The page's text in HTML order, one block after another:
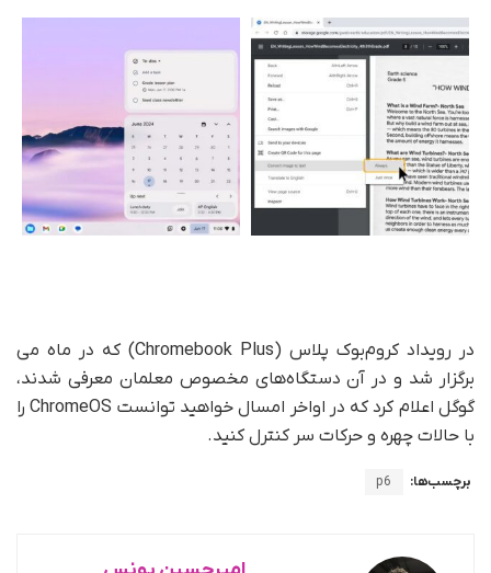
در رویداد کروم‌بوک پلاس (Chromebook Plus) که در ماه می
برگزار شد و در آن دستگاه‌های مخصوص معلمان معرفی شدند،
گوگل اعلام کرد که در اواخر امسال خواهید توانست ChromeOS را
با حالات چهره و حرکات سر کنترل کنید.
برچسب‌ها: p6